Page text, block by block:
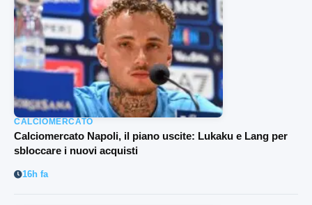
CALCIOMERCATO
Calciomercato Napoli, il piano uscite: Lukaku e Lang per
sbloccare i nuovi acquisti
16h fa